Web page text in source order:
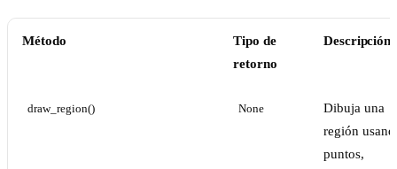
Método
Tipo de
retorno
Descripción
draw_region() None
Dibuja una
región
puntos,